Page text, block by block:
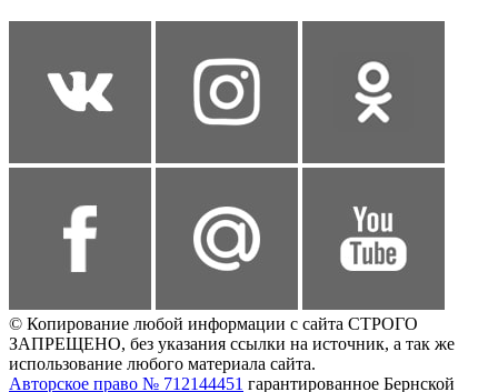
© Копирование любой информации с сайта СТРОГО
ЗАПРЕЩЕНО, без указания ссылки на источник, а так же
использование любого материала сайта.
Авторское право № 712144451 гарантированное Бернской